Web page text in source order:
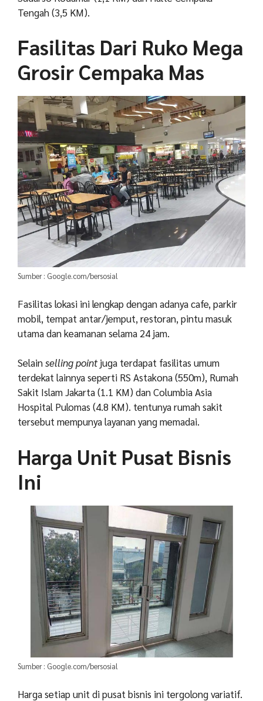
Tengah (3,5 KM).
Fasilitas Dari Ruko Mega
Grosir Cempaka Mas
Sumber : Google.com/bersosial
Fasilitas lokasi ini lengkap dengan adanya cafe, parkir
mobil, tempat antar/jemput, restoran, pintu masuk
utama dan keamanan selama 24 jam.
Selainselling pointjuga terdapat fasilitas umum
terdekat lainnya seperti RS Astakona (550m), Rumah
Sakit Islam Jakarta (1.1 KM) dan Columbia Asia
Hospital Pulomas (4.8 KM). tentunya rumah sakit
tersebut mempunya layanan yang memadai.
Harga Unit Pusat Bisnis
Ini
Sumber : Google.com/bersosial
Harga setiap unit di pusat bisnis ini tergolong variatif.